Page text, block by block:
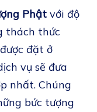
Phật với độ
thách thức
đặt ở
vụ sẽ đưa
nhất. Chúng
bức tượng